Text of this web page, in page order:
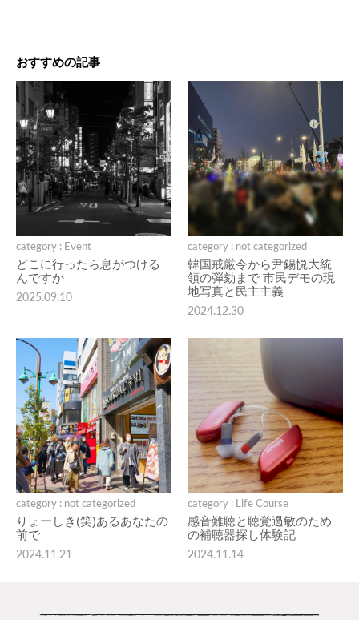
おすすめの記事
category : Event
どこに行ったら息がつける
んですか
2025.09.10
category : not categorized
韓国戒厳令から尹錫悦大統
領の弾劾まで 市民デモの現
地写真と民主主義
2024.12.30
category : not categorized
りょーしき(笑)あるあなたの
前で
2024.11.21
category : Life Course
感音難聴と聴覚過敏のため
の補聴器探し体験記
2024.11.14